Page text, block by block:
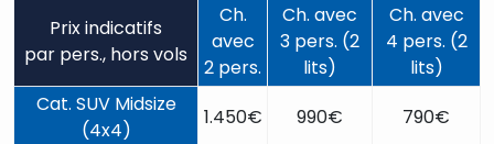
Prix indicatifs
par pers., hors vols
Ch.
avec
2 pers.
Ch. avec
3 pers. (2
lits)
Ch. avec
4 pers. (2
lits)
Cat. SUV Midsize
(4x4)
1.450€ 990€
790€